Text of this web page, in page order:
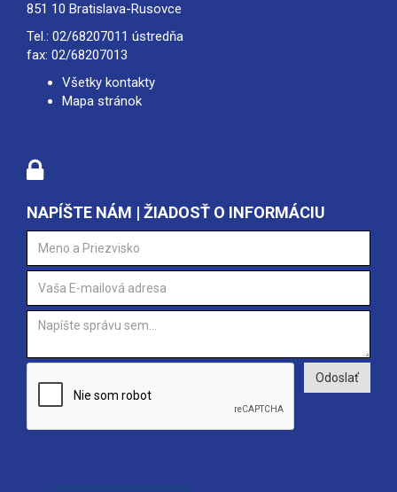
851 10 Bratislava-Rusovce
Tel.: 02/68207011 ústredňa
fax: 02/68207013
Všetky kontakty
Mapa stránok
NAPÍŠTE NÁM | ŽIADOSŤ O INFORMÁCIU